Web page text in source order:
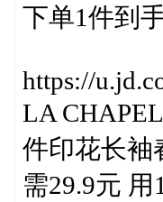
下单1件到
https://
LA
件印花长袖
需29.9元